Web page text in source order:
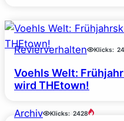
Revierverhalten Klicks:
Voehls Welt:
wird THEtown!
Archiv Klicks: 2428